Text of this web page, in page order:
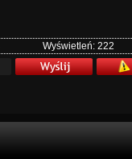
Wyświetleń: 222